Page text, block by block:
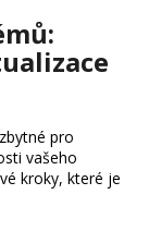
pro
vašeho
kroky, které je